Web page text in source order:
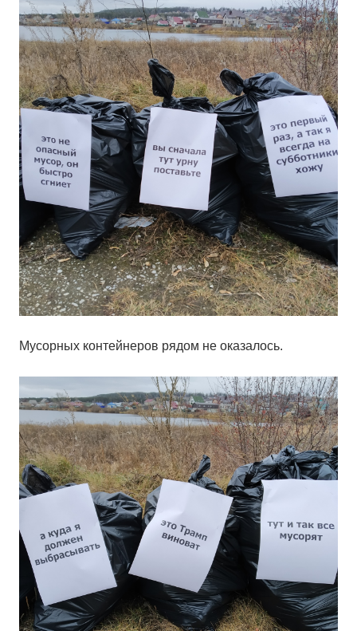
Мусорных контейнеров рядом не оказалось.